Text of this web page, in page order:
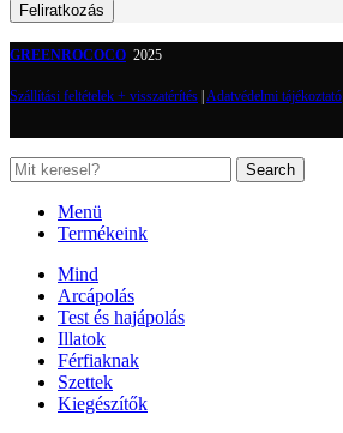
GREENROCOCO 2025
Szállítási feltételek + visszatérítés Adatvédelmi tájékoztató
Search
Menü
Termékeink
Mind
Arcápolás
Test és hajápolás
Illatok
Férfiaknak
Szettek
Kiegészítők